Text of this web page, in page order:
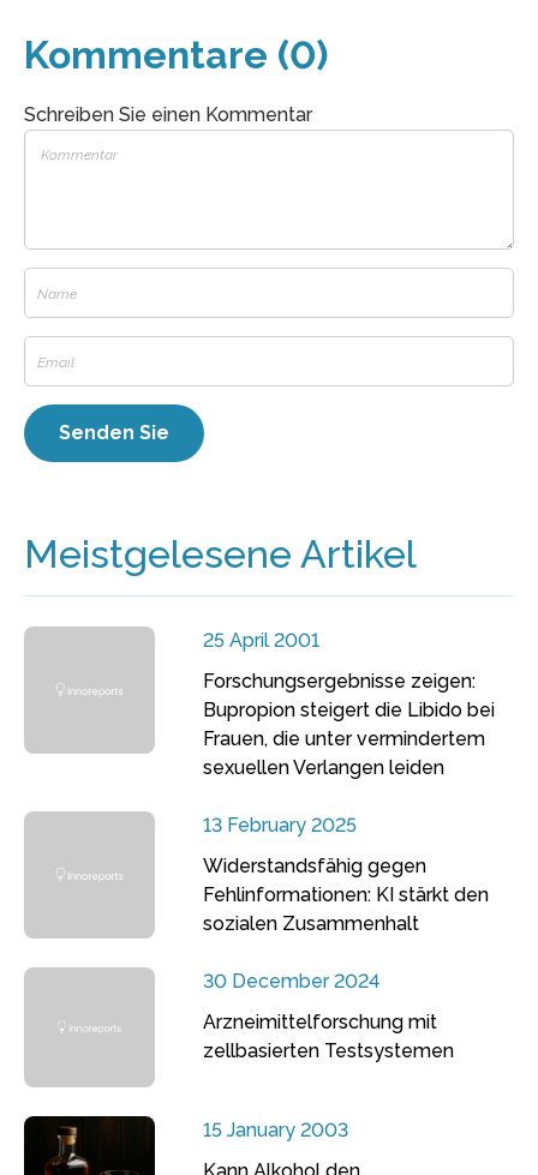
Kommentare (0)
Schreiben Sie einen Kommentar
Meistgelesene Artikel
25 April 2001
Forschungsergebnisse zeigen:
Bupropion steigert die Libido bei
Frauen, die unter vermindertem
sexuellen Verlangen leiden
13 February 2025
Widerstandsfähig gegen
Fehlinformationen: KI stärkt den
sozialen Zusammenhalt
30 December 2024
Arzneimittelforschung mit
zellbasierten Testsystemen
15 January 2003
Kann Alkohol den